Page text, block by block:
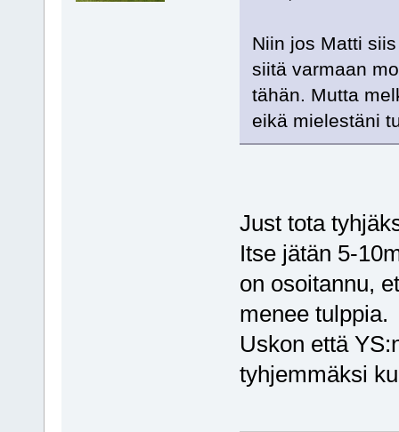
Niin jos Matti
siitä varmaan
tähän. Mutta
eikä mielestäni
Just tota
Itse jätän 5-
on osoitannu,
menee tulppia.
Uskon että
tyhjemmäksi